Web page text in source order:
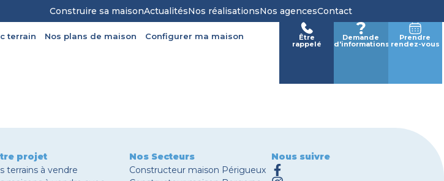
Construire sa maisonActualitésNos réalisationsNos agencesContact
terrain Nos plans de maison Configurer ma maison Être
rappelé
Demande
d'informations
Prendre
rendez-vous
projet
terrains à vendre
Nos Secteurs
Constructeur maison Périgueux
Nous suivre